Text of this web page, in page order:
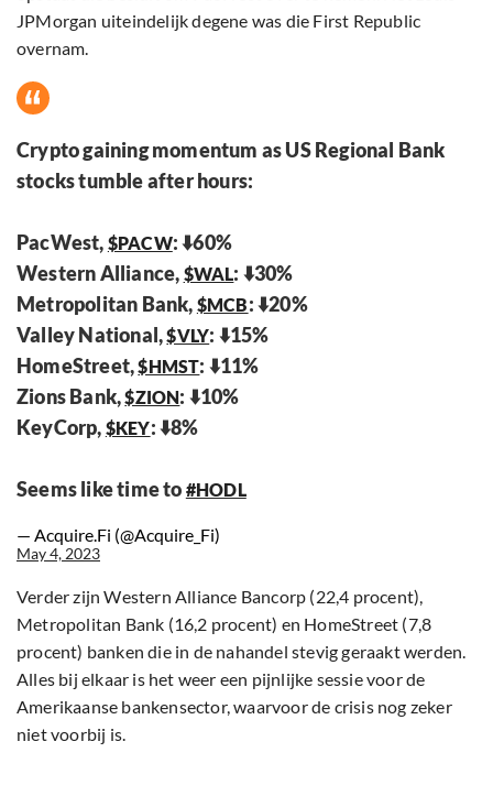
JPMorgan uiteindelijk degene was die First Republic
overnam.
Crypto gaining momentum as US Regional Bank
stocks tumble after hours:
PacWest, $PACW: ⬇️60%
Western Alliance, $WAL: ⬇️30%
Metropolitan Bank, $MCB: ⬇️20%
Valley National,$VLY: ⬇️15%
HomeStreet,$HMST: ⬇️11%
Zions Bank,$ZION: ⬇️10%
KeyCorp, $KEY: ⬇️8%
Seems like time to #HODL
— Acquire.Fi (@Acquire_Fi)
May 4, 2023
Verder zijn Western Alliance Bancorp (22,4 procent),
Metropolitan Bank (16,2 procent) en HomeStreet (7,8
procent) banken die in de nahandel stevig geraakt werden.
Alles bij elkaar is het weer een pijnlijke sessie voor de
Amerikaanse bankensector, waarvoor de crisis nog zeker
niet voorbij is.